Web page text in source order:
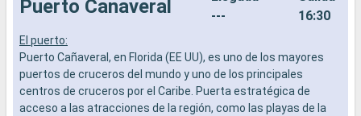
Puerto Canaveral
---
16:30
El puerto:
Puerto Cañaveral, en Florida (EE UU), es uno de los mayores
puertos de cruceros del mundo y uno de los principales
centros de cruceros por el Caribe. Puerta estratégica de
acceso a las atracciones de la región, como las playas de la